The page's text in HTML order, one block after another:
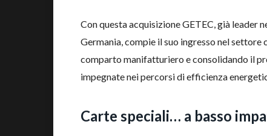
Con questa acquisizione GETEC, già leader
Germania, compie il suo ingresso nel
comparto manifatturiero e consolidando il
impegnate nei percorsi di efficienza
Carte speciali… a basso